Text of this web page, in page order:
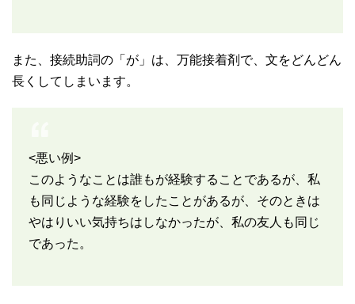
また、接続助詞の「が」は、万能接着剤で、文をどんどん
長くしてしまいます。
<悪い例>
このようなことは誰もが経験することであるが、私
も同じような経験をしたことがあるが、そのときは
やはりいい気持ちはしなかったが、私の友人も同じ
であった。